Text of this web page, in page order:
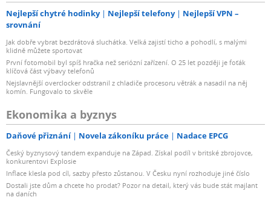
Nejlepší chytré hodinky Nejlepší telefony
Nejlepší VPN –
srovnání
Jak dobře vybrat bezdrátová sluchátka. Velká zajistí ticho a pohodlí, s malými
klidně můžete sportovat
První fotomobil byl spíš hračka než seriózní zařízení. O 25 let později je foťák
klíčová část výbavy telefonů
Nejslavnější overclocker odstranil z chladiče procesoru větrák a nasadil na něj
komín. Fungovalo to skvěle
Ekonomika a byznys
Daňové přiznání Novela zákoníku práce Nadace EPCG
Český byznysový tandem expanduje na Západ. Získal podíl v britské zbrojovce,
konkurentovi Explosie
Inflace klesla pod cíl, sazby přesto zůstanou. V Česku nyní rozhoduje jiné číslo
Dostali jste dům a chcete ho prodat? Pozor na detail, který vás bude stát majlant
na daních